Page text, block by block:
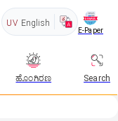
UV English
E-Paper
ಹೊಂಗಿರಣ Search